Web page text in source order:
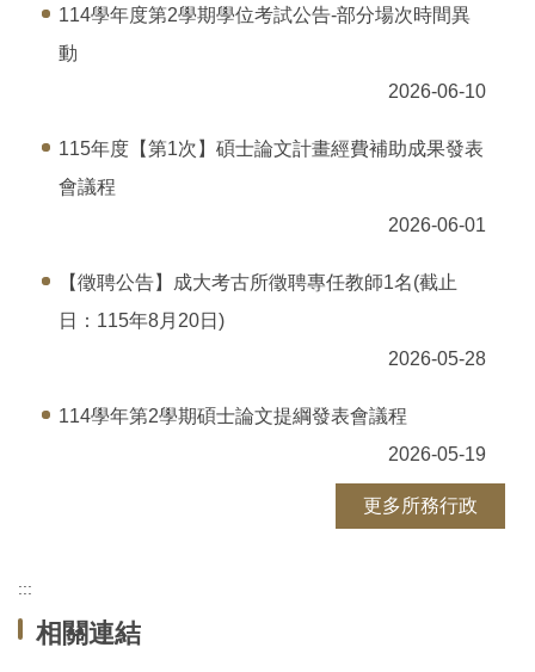
114學年度第2學期學位考試公告-部分場次時間異
動
2026-06-10
115年度【第1次】碩士論文計畫經費補助成果發表
會議程
2026-06-01
【徵聘公告】成大考古所徵聘專任教師1名(截止
日：115年8月20日)
2026-05-28
114學年第2學期碩士論文提綱發表會議程
2026-05-19
更多所務行政
:::
相關連結